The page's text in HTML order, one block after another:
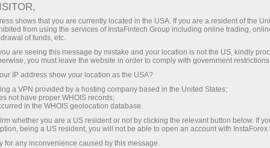
Preguntas del
periodista
Estamos dispuestos a responderle a todas las
preguntas relacionadas al trabajo del grupo de
compañías InstaFintech: comentarios, noticias,
entrevistas, fotografías, anuncios, hechos. Este
servicio es disponible solo para periodistas y
representantes de los medios de comunicación.
shows that you are currently located in the USA. If you are a resident of the
from using the services of InstaFintech Group including online trading,
of funds, etc.
are seeing this message by mistake and your location is not the US, kindly
you must leave the website in order to comply with government
IP address show your location as the USA?
a VPN provided by a hosting company based in the United States;
not have proper WHOIS records;
in the WHOIS geolocation database.
whether you are a US resident or not by clicking the relevant button below. If
being a US resident, you will not be able to open an account with InstaForex
for any inconvenience caused by this message.